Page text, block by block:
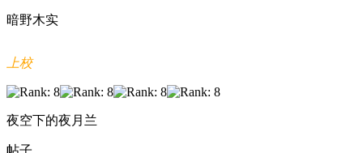
暗野木实
上校
夜空下的夜月兰
帖子